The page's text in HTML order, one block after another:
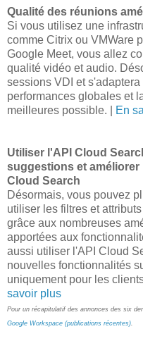
Qualité des réunions
Si vous utilisez une
comme Citrix ou VMWare
Google Meet, vous allez
qualité vidéo et audio.
sessions VDI et
performances globales et
meilleures possible. |
En
Utiliser l'API Cloud
suggestions et
Cloud Search
Désormais, vous pouvez
utiliser les filtres et
grâce aux nombreuses
apportées aux
aussi utiliser l'API Cloud
nouvelles fonctionnalités
uniquement pour les
savoir plus
Pour un récapitulatif des annonces des six
Google Workspace (publications récentes)